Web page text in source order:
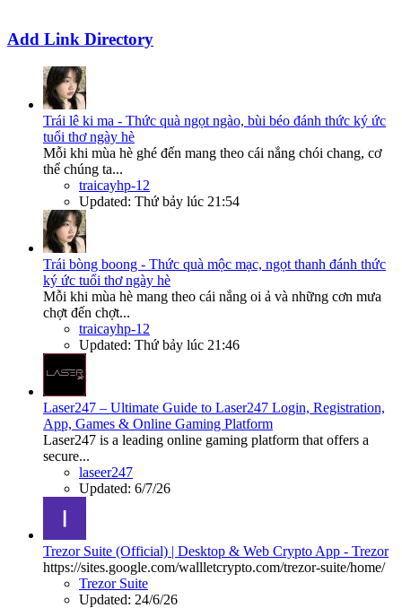
Add Link Directory
Trái lê ki ma - Thức quà ngọt ngào, bùi béo đánh thức ký ức
tuổi thơ ngày hè
Mỗi khi mùa hè ghé đến mang theo cái nắng chói chang, cơ
thể chúng ta...
traicayhp-12
Updated: Thứ bảy lúc 21:54
Trái bòng boong - Thức quà mộc mạc, ngọt thanh đánh thức
ký ức tuổi thơ ngày hè
Mỗi khi mùa hè mang theo cái nắng oi ả và những cơn mưa
chợt đến chợt...
traicayhp-12
Updated: Thứ bảy lúc 21:46
Laser247 – Ultimate Guide to Laser247 Login, Registration,
App, Games & Online Gaming Platform
Laser247 is a leading online gaming platform that offers a
secure...
laseer247
Updated: 6/7/26
Trezor Suite (Official) | Desktop & Web Crypto App - Trezor
https://sites.google.com/wallletcrypto.com/trezor-suite/home/
Trezor Suite
Updated: 24/6/26